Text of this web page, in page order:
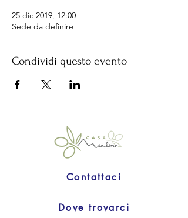
25 dic 2019, 12:00
Sede da definire
Condividi questo evento
Contattaci
Dove trovarci